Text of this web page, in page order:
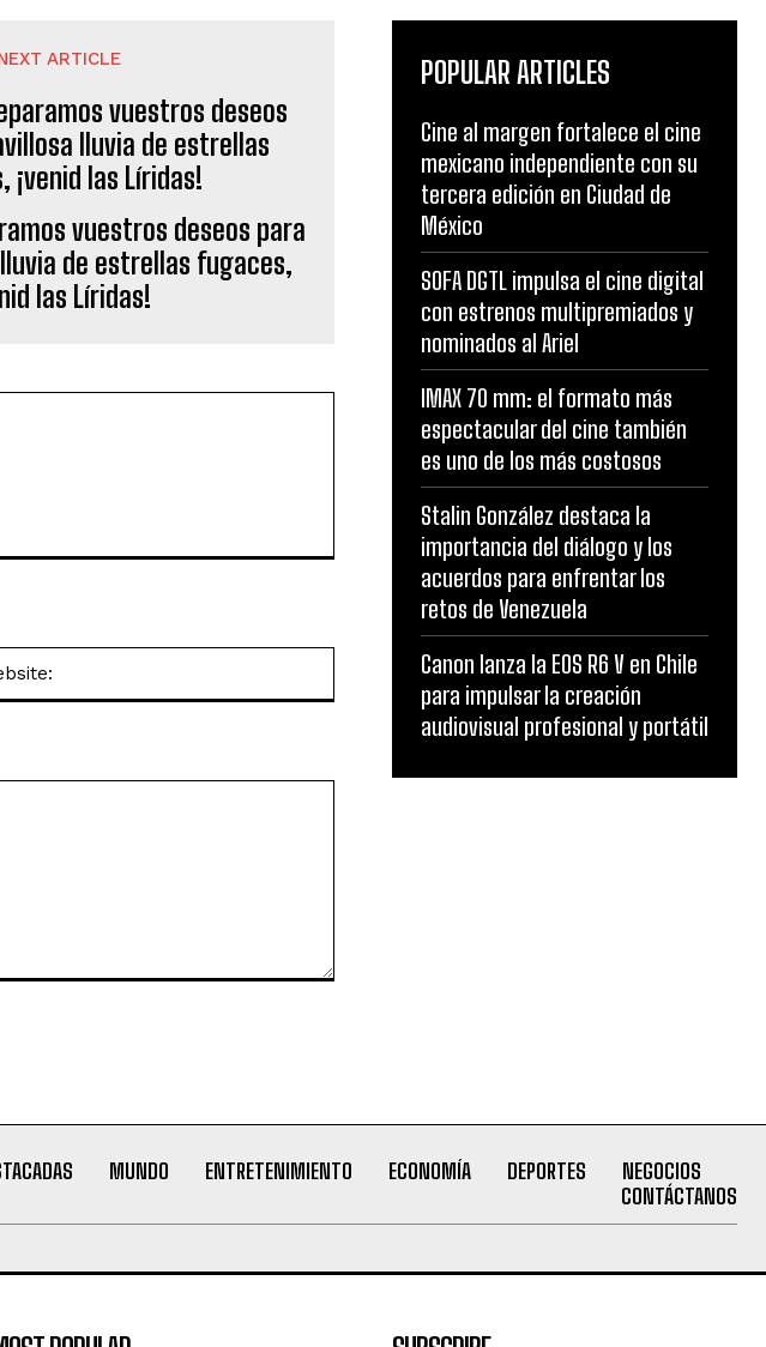
ARTICLE
vuestros deseos para
de estrellas fugaces,
las Líridas!
POPULAR ARTICLES
Cine al margen fortalece el cine
mexicano independiente con su
tercera edición en Ciudad de
México
SOFA DGTL impulsa el cine digital
con estrenos multipremiados y
nominados al Ariel
IMAX 70 mm: el formato más
espectacular del cine también
es uno de los más costosos
Stalin González destaca la
importancia del diálogo y los
acuerdos para enfrentar los
retos de Venezuela
Canon lanza la EOS R6 V en Chile
para impulsar la creación
audiovisual profesional y portátil
MUNDO ENTRETENIMIENTO ECONOMÍA DEPORTES
NEGOCIOS
CONTÁCTANOS